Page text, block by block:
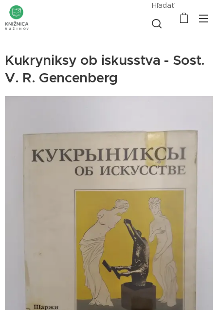
Hľadať
Kukryniksy ob iskusstva - Sost.
V. R. Gencenberg